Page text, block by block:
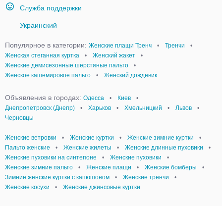
Служба поддержки
Украинский
Популярное в категории: Женские плащи Тренч • Тренчи
•
Женская стеганная куртка
• Женский жакет
•
Женские демисезонные шерстяные пальто
•
Женское кашемировое пальто
• Женский дождевик
Объявления в городах: Одесса • Киев
•
Днепропетровск (Днепр)
• Харьков • Хмельницкий • Львов
•
Черновцы
Женские ветровки • Женские куртки • Женские зимние куртки
•
Пальто женские
• Женские жилеты • Женские длинные пуховики
•
Женские пуховики на синтепоне
• Женские пуховики
•
Женские зимние пальто
• Женские плащи • Женские бомберы
•
Зимние женские куртки с капюшоном
• Женские тренчи
•
Женские косухи
• Женские джинсовые куртки